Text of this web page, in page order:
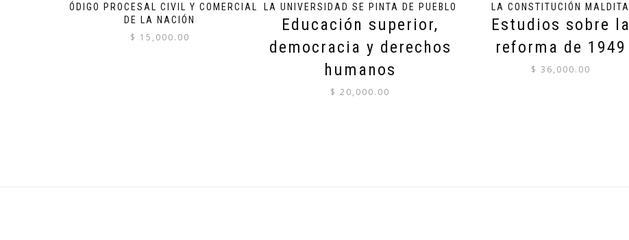
CÓDIGO PROCESAL CIVIL Y COMERCIAL
DE LA NACIÓN
$ 15,000.00
LA UNIVERSIDAD SE PINTA DE PUEBLO
Educación superior,
democracia y derechos
humanos
$ 20,000.00
LA CONSTITUCIÓN MALDITA
Estudios sobre la
reforma de 1949
$ 36,000.00